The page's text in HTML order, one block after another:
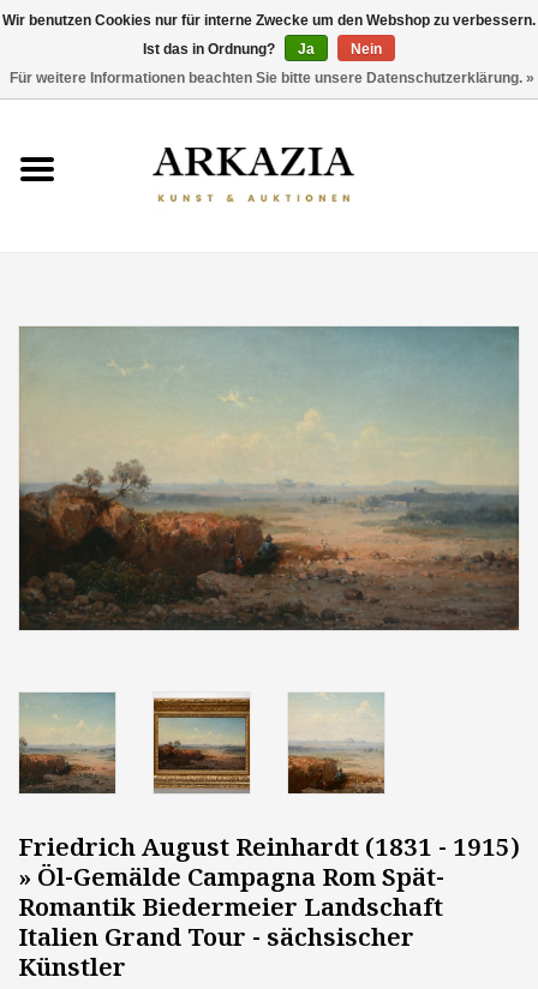
AKTUELLER KATALOG
Friedrich August Reinhardt (1831 - 1915)
» Öl-Gemälde Campagna Rom Spät-
Romantik Biedermeier Landschaft
Italien Grand Tour - sächsischer
Künstler
Wir benutzen Cookies nur für interne Zwecke um den Webshop zu verbessern.
Ist das in Ordnung?
Ja
Nein
Für weitere Informationen beachten Sie bitte unsere Datenschutzerklärung. »